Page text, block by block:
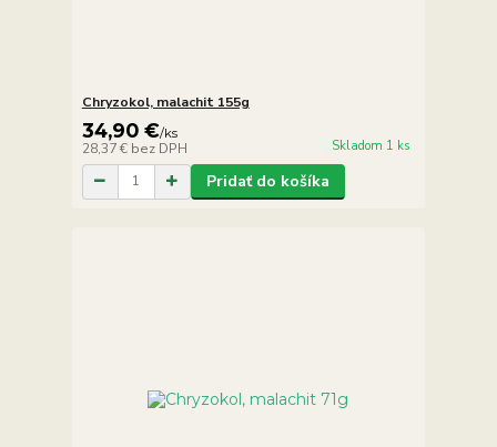
Chryzokol, malachit 155g
34,90 €/ks
28,37 € bez DPH Skladom 1 ks
Pridať do košíka